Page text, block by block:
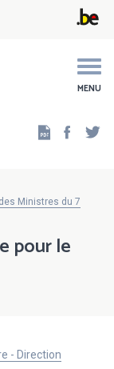
MENU
Ministres du 7
pour le
- Direction